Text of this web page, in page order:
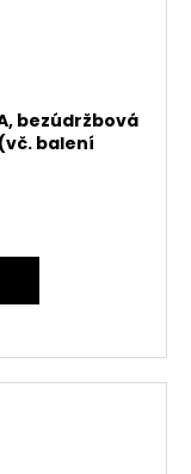
bezúdržbová
(vč. balení